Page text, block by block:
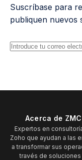
Suscríbase para
publiquen nuevos
Dirección de
Acerca de
Expertos en
Zoho que ayudan a las
a transformar sus
través de soluciones